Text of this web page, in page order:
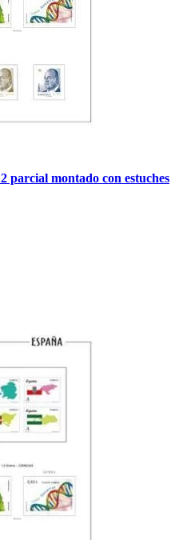
montado con estuches